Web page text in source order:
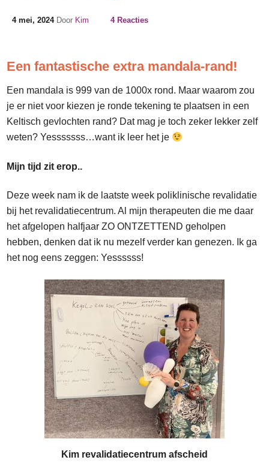
4 mei, 2024Door Kim 4 Reacties
Een fantastische extra mandala-rand!
Een mandala is 999 van de 1000x rond. Maar waarom zou
je er niet voor kiezen je ronde tekening te plaatsen in een
Keltisch gevlochten rand? Dat mag je toch zeker lekker zelf
weten? Yesssssss…want ik leer het je
Mijn tijd zit erop..
Deze week nam ik de laatste week poliklinische revalidatie
bij het revalidatiecentrum. Al mijn therapeuten die me daar
het afgelopen halfjaar ZO ONTZETTEND geholpen
hebben, denken dat ik nu mezelf verder kan genezen. Ik ga
het nog eens zeggen: Yessssss!
Kim revalidatiecentrum afscheid